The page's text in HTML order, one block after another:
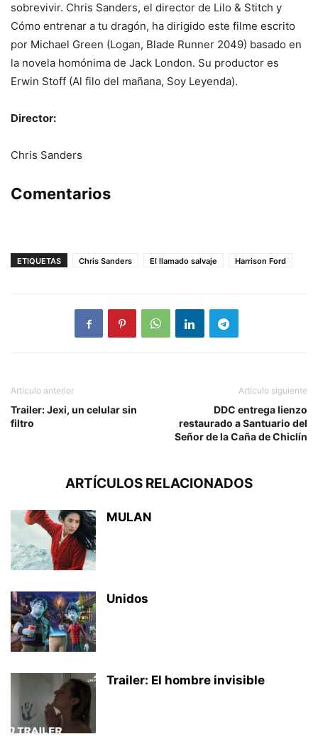
sobrevivir. Chris Sanders, el director de Lilo & Stitch y
Cómo entrenar a tu dragón, ha dirigido este filme escrito
por Michael Green (Logan, Blade Runner 2049) basado en
la novela homónima de Jack London. Su productor es
Erwin Stoff (Al filo del mañana, Soy Leyenda).
Director:
Chris Sanders
Comentarios
ETIQUETAS Chris Sanders El llamado salvaje Harrison Ford
Artículo anterior
Trailer: Jexi, un celular sin
filtro
Artículo siguiente
DDC entrega lienzo
restaurado a Santuario del
Señor de la Caña de Chiclín
ARTÍCULOS RELACIONADOS
MULAN
Unidos
Trailer: El hombre invisible